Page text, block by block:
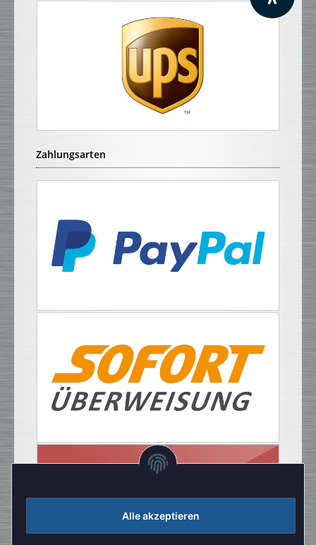
Alle akzeptieren
Zahlungsarten